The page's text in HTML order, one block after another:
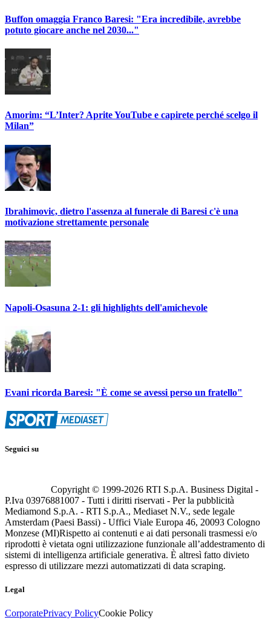
Buffon omaggia Franco Baresi: "Era incredibile, avrebbe
potuto giocare anche nel 2030..."
Amorim: “L’Inter? Aprite YouTube e capirete perché scelgo il
Milan”
Ibrahimovic, dietro l'assenza al funerale di Baresi c'è una
motivazione strettamente personale
Napoli-Osasuna 2-1: gli highlights dell'amichevole
Evani ricorda Baresi: "È come se avessi perso un fratello"
Seguici su
Copyright © 1999-2026 RTI S.p.A. Business Digital -
P.Iva 03976881007 - Tutti i diritti riservati - Per la pubblicità
Mediamond S.p.A. - RTI S.p.A., Mediaset N.V., sede legale
Amsterdam (Paesi Bassi) - Uffici Viale Europa 46, 20093 Cologno
Monzese (MI)Rispetto ai contenuti e ai dati personali trasmessi e/o
riprodotti è vietata ogni utilizzazione funzionale all’addestramento di
sistemi di intelligenza artificiale generativa. È altresì fatto divieto
espresso di utilizzare mezzi automatizzati di data scraping.
Legal
CorporatePrivacy PolicyCookie Policy